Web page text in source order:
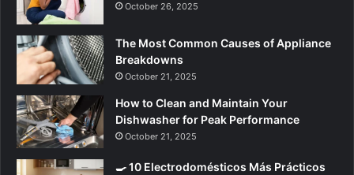
October 26, 2025
The Most Common Causes of Appliance
Breakdowns
October 21, 2025
How to Clean and Maintain Your
Dishwasher for Peak Performance
October 21, 2025
🍳 10 Electrodomésticos Más Prácticos